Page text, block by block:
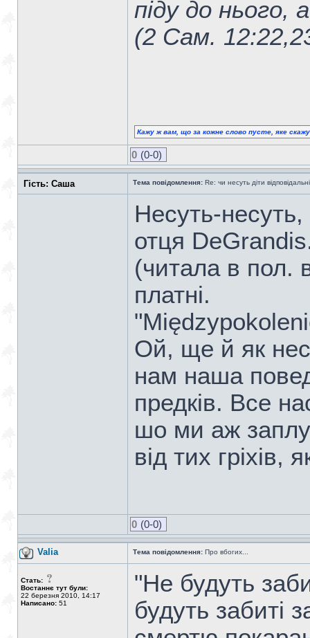
піду до нього,
(2 Сам.
Кажу ж вам, що за кожне слово пусте, яке
0 (0-0)
Гість: Саша Тема повідомлення: Re: чи несуть діти
Несуть-
отця
(читала в пол.
платні.
Ой, ще й як
нам наша
предків. Все
шо ми аж
від тих гріхів,
0 (0-0)
Valia Тема повідомлення: Про вбогих...
Стать:
Востаннє тут були:
22 березня 2010, 14:17
Написано: 51
"Не будуть
будуть забиті